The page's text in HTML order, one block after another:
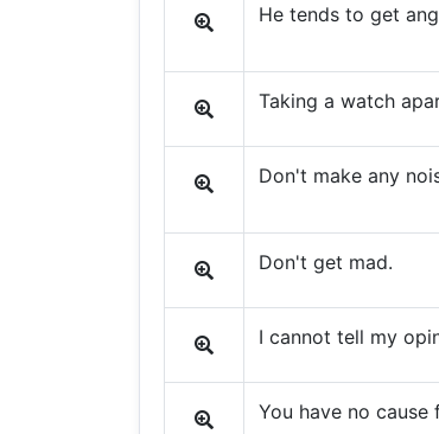
He tends to get
Taking a watch
Don't make any
Don't get mad.
I cannot tell my
You have no cause